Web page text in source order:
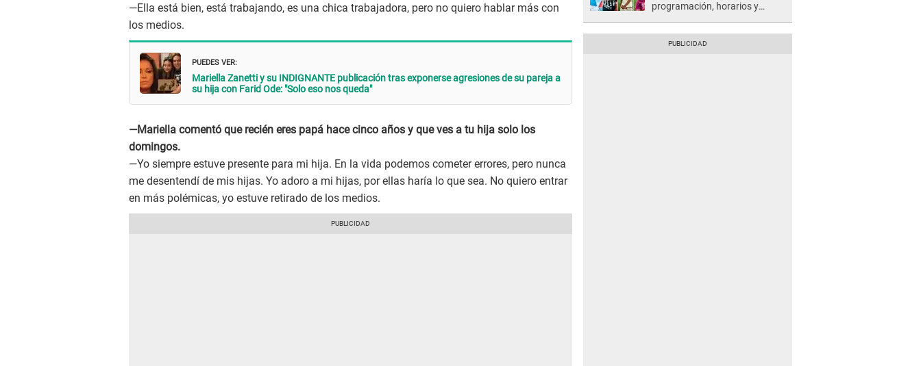
—Ella está bien, está trabajando, es una chica trabajadora, pero no quiero hablar más con
los medios.
PUEDES VER:
Mariella Zanetti y su INDIGNANTE publicación tras exponerse agresiones de su pareja a
su hija con Farid Ode: "Solo eso nos queda"
—Mariella comentó que recién eres papá hace cinco años y que ves a tu hija solo los
domingos.
—Yo siempre estuve presente para mi hija. En la vida podemos cometer errores, pero nunca
me desentendí de mis hijas. Yo adoro a mi hijas, por ellas haría lo que sea. No quiero entrar
en más polémicas, yo estuve retirado de los medios.
programación, horarios y